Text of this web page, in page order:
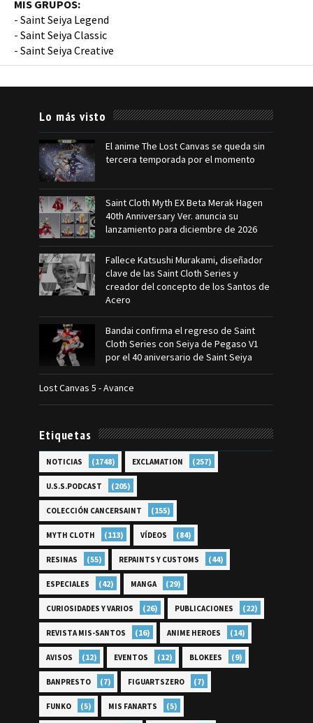
MIS GRUPOS:
- Saint Seiya Legend
- Saint Seiya Classic
- Saint Seiya Creative
Lo más visto
El anime The Lost Canvas se queda sin
tercera temporada por el momento
Saint Cloth Myth EX Beta Merak Hagen
40th Anniversary Ver. anuncia su
lanzamiento para diciembre de 2026
Fallece Katsushi Murakami, diseñador
clave de las Saint Cloth Series y
creador del concepto de los Santos de
Acero
Bandai confirma el regreso de Saint
Cloth Series con Seiya de Pegaso V1
por el 40 aniversario de Saint Seiya
Lost Canvas 5 - Avance
Etiquetas
NOTICIAS (1748) EXCLAMATION (257)
U.S.S.PODCAST (205)
COLECCIÓN CANCERSAINT (155)
MYTH CLOTH (113) VÍDEOS (84)
RESINAS (55) REPAINTS Y CUSTOMS (44)
ESPECIALES (42) MANGA (29)
CURIOSIDADES Y VARIOS (26) PUBLICACIONES (22)
REVISTA MIS-SANTOS (16) ANIME HEROES (14)
AVISOS (12) EVENTOS (12) BLOKEES (9)
BANPRESTO (7) FIGUARTSZERO (7)
FUNKO (5) MIS FANARTS (5)